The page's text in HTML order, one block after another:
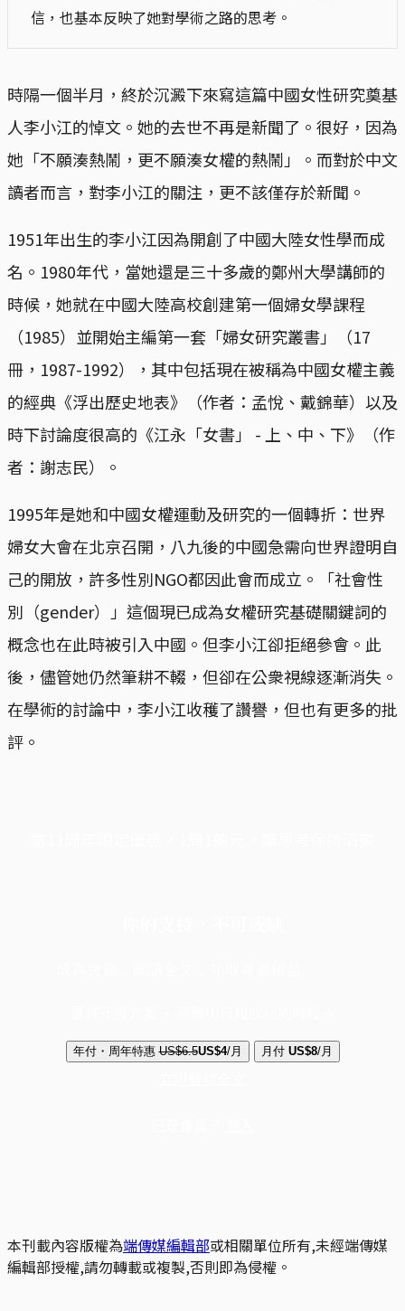
信，也基本反映了她對學術之路的思考。
時隔一個半月，終於沉澱下來寫這篇中國女性研究奠基
人李小江的悼文。她的去世不再是新聞了。很好，因為
她「不願湊熱鬧，更不願湊女權的熱鬧」。而對於中文
讀者而言，對李小江的關注，更不該僅存於新聞。
1951年出生的李小江因為開創了中國大陸女性學而成
名。1980年代，當她還是三十多歲的鄭州大學講師的
時候，她就在中國大陸高校創建第一個婦女學課程
（1985）並開始主編第一套「婦女研究叢書」（17
冊，1987-1992），其中包括現在被稱為中國女權主義
的經典《浮出歷史地表》（作者：孟悅、戴錦華）以及
時下討論度很高的《江永「女書」 - 上、中、下》（作
者：謝志民）。
1995年是她和中國女權運動及研究的一個轉折：世界
婦女大會在北京召開，八九後的中國急需向世界證明自
己的開放，許多性別NGO都因此會而成立。「社會性
別（gender）」這個現已成為女權研究基礎關鍵詞的
概念也在此時被引入中國。但李小江卻拒絕參會。此
後，儘管她仍然筆耕不輟，但卻在公衆視線逐漸消失。
在學術的討論中，李小江收穫了讚譽，但也有更多的批
評。
年付・周年特惠 US$6.5US$4/月 月付 US$8/月
本刊載內容版權為端傳媒編輯部或相關單位所有,未經端傳媒
編輯部授權,請勿轉載或複製,否則即為侵權。